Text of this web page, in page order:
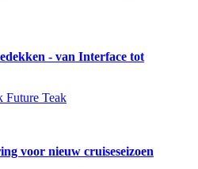
- van Interface tot
voor nieuw cruiseseizoen